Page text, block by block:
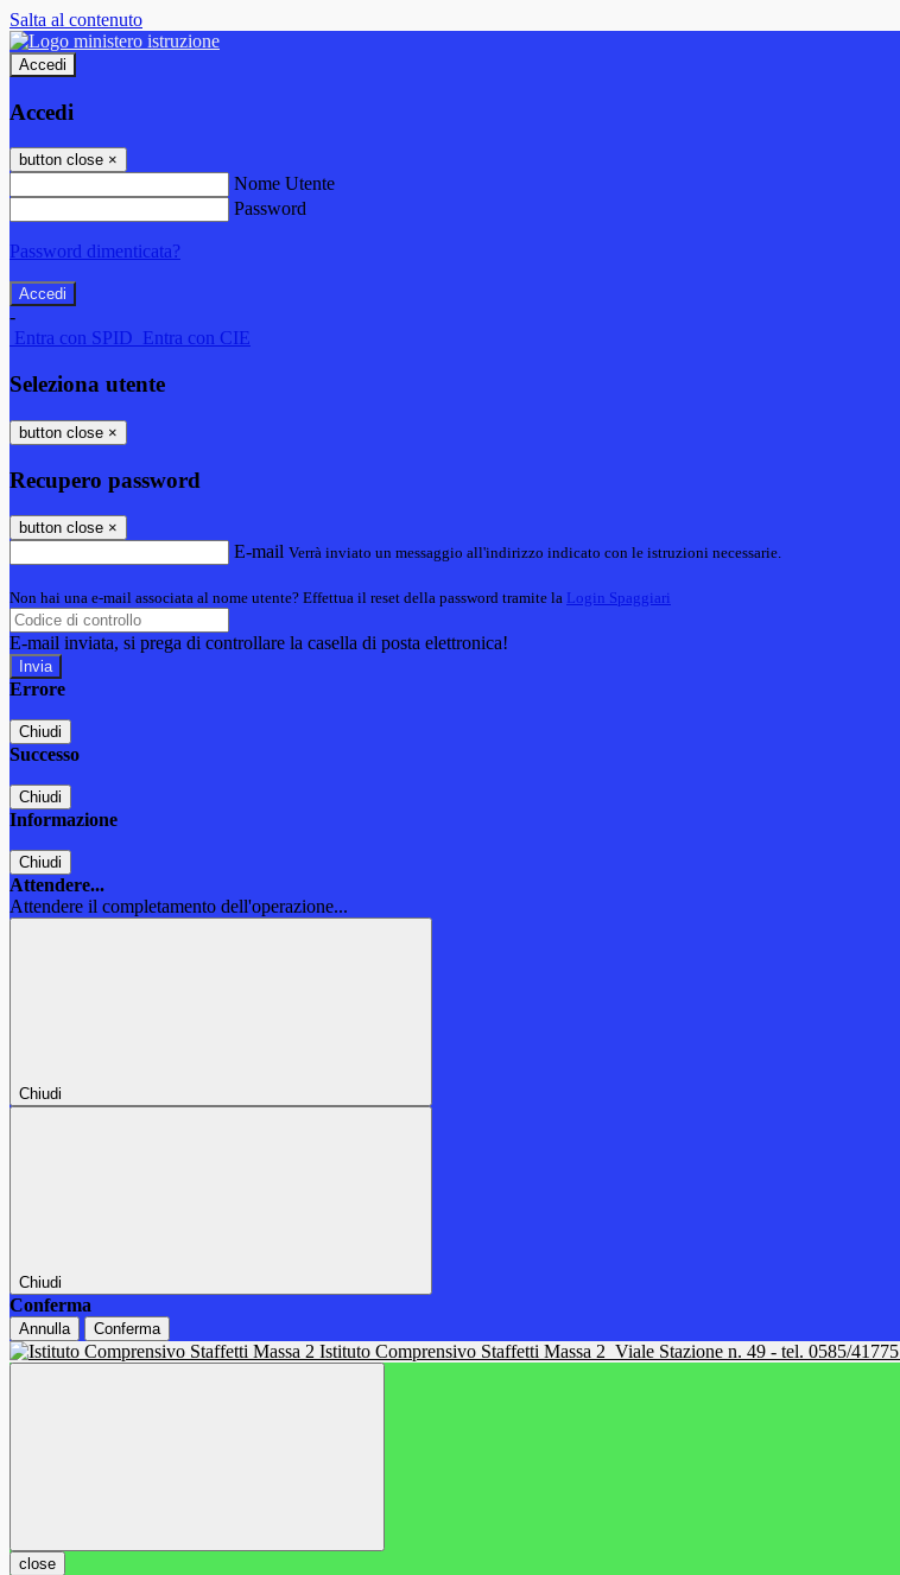
Salta al contenuto
Accedi
Accedi
button close ×
Nome Utente
Password
Password dimenticata?
-
Entra con SPID Entra con CIE
Seleziona utente
button close ×
Recupero password
button close ×
E-mail Verrà inviato un messaggio all'indirizzo indicato con le istruzioni necessarie.
Non hai una e-mail associata al nome utente? Effettua il reset della password tramite la Login Spaggiari
E-mail inviata, si prega di controllare la casella di posta elettronica!
Errore
Chiudi
Successo
Chiudi
Informazione
Chiudi
Attendere...
Attendere il completamento dell'operazione...
Chiudi
Chiudi
Conferma
Annulla Conferma
Istituto Comprensivo Staffetti Massa 2 Viale Stazione n. 49 - tel. 0585/41775
close